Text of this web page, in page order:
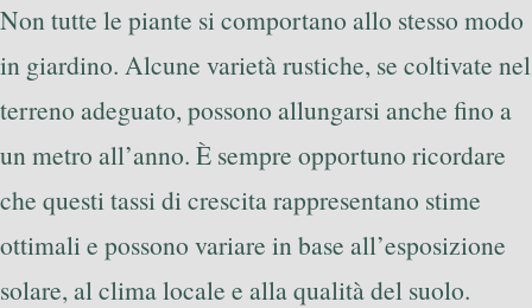
Non tutte le piante si comportano allo stesso modo
in giardino. Alcune varietà rustiche, se coltivate nel
terreno adeguato, possono allungarsi anche fino a
un metro all’anno. È sempre opportuno ricordare
che questi tassi di crescita rappresentano stime
ottimali e possono variare in base all’esposizione
solare, al clima locale e alla qualità del suolo.